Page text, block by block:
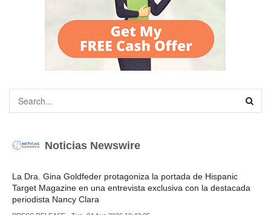
Noticias Newswire
La Dra. Gina Goldfeder protagoniza la portada de Hispanic
Target Magazine en una entrevista exclusiva con la destacada
periodista Nancy Clara